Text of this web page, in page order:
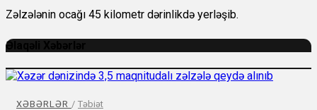
Zəlzələnin ocağı 45 kilometr dərinlikdə yerləşib.
Əlaqəli Xəbərlər
XƏBƏRLƏR / Təbiət